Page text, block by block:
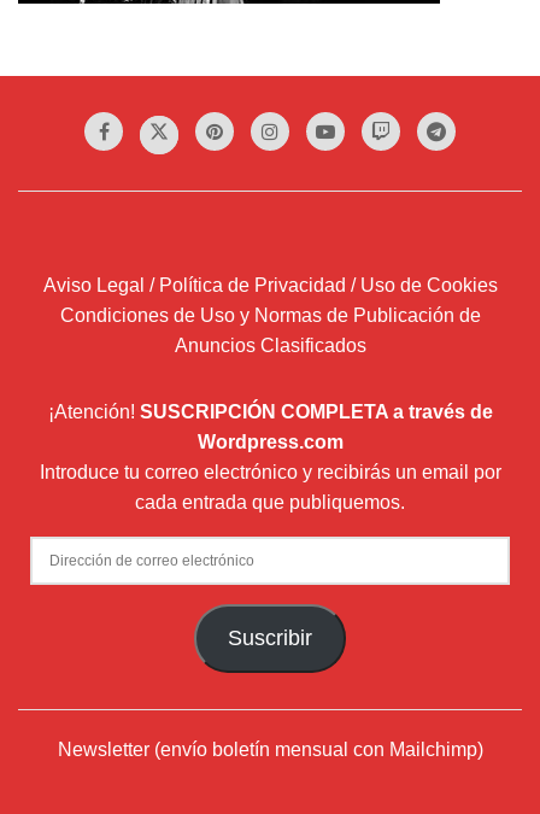
Aviso Legal / Política de Privacidad / Uso de Cookies
Condiciones de Uso y Normas de Publicación de
Anuncios Clasificados
¡Atención! SUSCRIPCIÓN COMPLETA a través de
Wordpress.com
Introduce tu correo electrónico y recibirás un email por
cada entrada que publiquemos.
Dirección
de
Suscribir
Newsletter (envío boletín mensual con Mailchimp)